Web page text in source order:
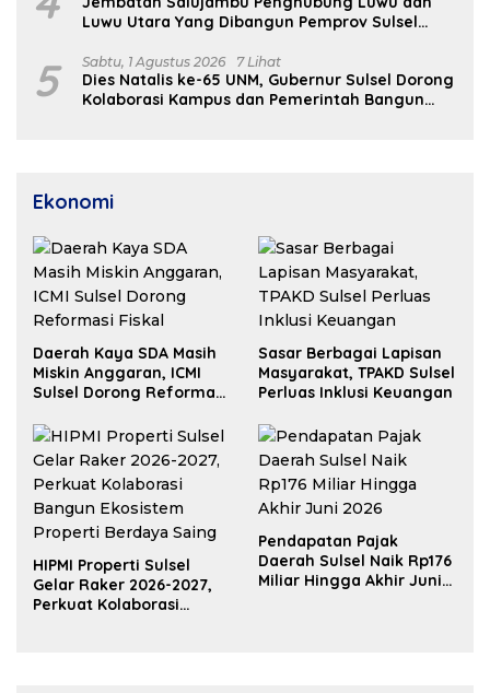
Luwu Utara Yang Dibangun Pemprov Sulsel
5 Sabtu, 1 Agustus 2026 7 Lihat
Dies Natalis ke-65 UNM, Gubernur Sulsel Dorong
Kolaborasi Kampus dan Pemerintah Bangun
Ekonomi
Daerah Kaya SDA Masih
Miskin Anggaran, ICMI
Sulsel Dorong Reformasi
Sasar Berbagai Lapisan
Masyarakat, TPAKD Sulsel
Perluas Inklusi Keuangan
HIPMI Properti Sulsel
Gelar Raker 2026-2027,
Perkuat Kolaborasi
Pendapatan Pajak
Daerah Sulsel Naik Rp176
Miliar Hingga Akhir Juni